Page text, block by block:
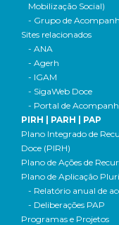
Mobilização Social)
- Grupo de
Sites relacionados
- ANA
- Agerh
- IGAM
- SigaWeb Doce
- Portal de
PIRH | PARH | PAP
Plano Integrado de
Doce (PIRH)
Plano de Ações de
Plano de Aplicação
- Relatório anual de
- Deliberações PAP
Programas e Projetos